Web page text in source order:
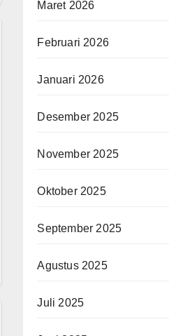
Maret 2026
Februari 2026
Januari 2026
Desember 2025
November 2025
Oktober 2025
September 2025
Agustus 2025
Juli 2025